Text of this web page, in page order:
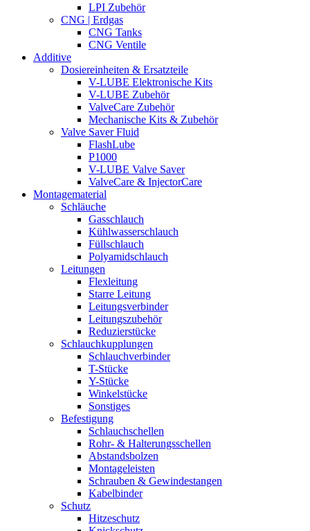
LPI Zubehör
CNG | Erdgas
CNG Tanks
CNG Ventile
Additive
Dosiereinheiten & Ersatzteile
V-LUBE Elektronische Kits
V-LUBE Zubehör
ValveCare Zubehör
Mechanische Kits & Zubehör
Valve Saver Fluid
FlashLube
P1000
V-LUBE Valve Saver
ValveCare & InjectorCare
Montagematerial
Schläuche
Gasschlauch
Kühlwasserschlauch
Füllschlauch
Polyamidschlauch
Leitungen
Flexleitung
Starre Leitung
Leitungsverbinder
Leitungszubehör
Reduzierstücke
Schlauchkupplungen
Schlauchverbinder
T-Stücke
Y-Stücke
Winkelstücke
Sonstiges
Befestigung
Schlauchschellen
Rohr- & Halterungsschellen
Abstandsbolzen
Montageleisten
Schrauben & Gewindestangen
Kabelbinder
Schutz
Hitzeschutz